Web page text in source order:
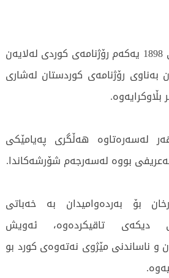
رۆژی 22ی نیسانی ساڵی 1898 یەكەم رۆژنامەی كوردی لەلایەن
بەناوی رۆژنامەی كوردستان لەشاری
لەسەرەتاوە هەڵگری پەیامێكی
بووە لەسەرجەم شۆرشەكاندا.
بۆ بەردەوامیدان بە خەباتی
دیكەی تاقیكردەوە، ئەویش
و ناساندنی مێژوی نەتەوەی كورد بو